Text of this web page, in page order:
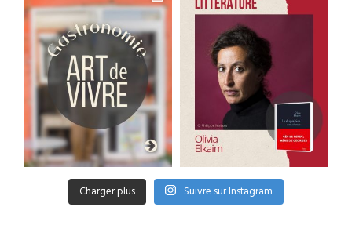
Charger plus Suivre sur Instagram